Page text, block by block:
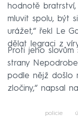
hodnotě
mluvit spolu, být
urážet,“ řekl Le
dělat legraci z
Proti jeho
strany
podle nějž došlo
zločiny,“ napsal
policie